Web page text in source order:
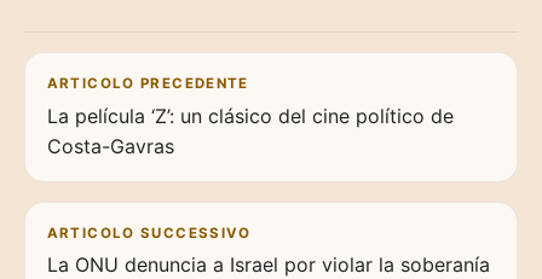
Navigazione articoli
ARTICOLO PRECEDENTE
La película ‘Z’: un clásico del cine político de
Costa-Gavras
ARTICOLO SUCCESSIVO
La ONU denuncia a Israel por violar la soberanía